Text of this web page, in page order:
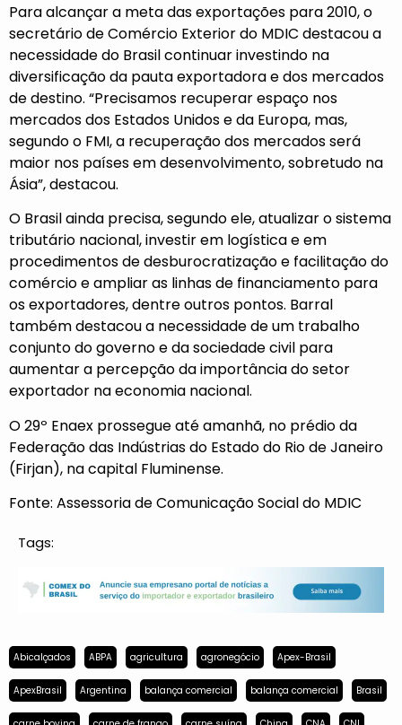
Para alcançar a meta das exportações para 2010, o
secretário de Comércio Exterior do MDIC destacou a
necessidade do Brasil continuar investindo na
diversificação da pauta exportadora e dos mercados
de destino. “Precisamos recuperar espaço nos
mercados dos Estados Unidos e da Europa, mas,
segundo o FMI, a recuperação dos mercados será
maior nos países em desenvolvimento, sobretudo na
Ásia”, destacou.
O Brasil ainda precisa, segundo ele, atualizar o sistema
tributário nacional, investir em logística e em
procedimentos de desburocratização e facilitação do
comércio e ampliar as linhas de financiamento para
os exportadores, dentre outros pontos. Barral
também destacou a necessidade de um trabalho
conjunto do governo e da sociedade civil para
aumentar a percepção da importância do setor
exportador na economia nacional.
O 29º Enaex prossegue até amanhã, no prédio da
Federação das Indústrias do Estado do Rio de Janeiro
(Firjan), na capital Fluminense.
Fonte: Assessoria de Comunicação Social do MDIC
Tags:
Abicalçados ABPA agricultura agronegócio Apex-Brasil
ApexBrasil Argentina balança comercial balança comercial Brasil